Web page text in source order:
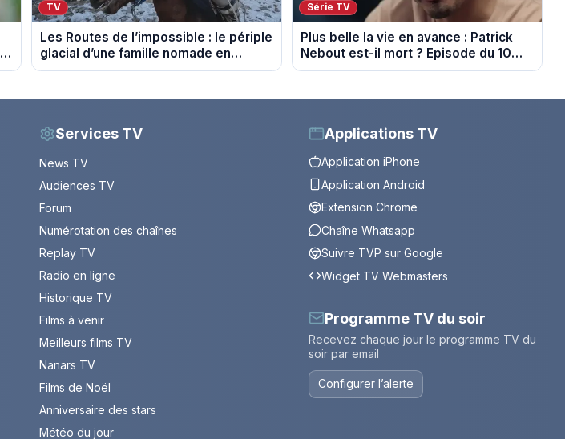
TV
Les Routes de l’impossible : le périple
glacial d’une famille nomade en
Mongolie
Série TV
Plus belle la vie en avance : Patrick
Nebout est-il mort ? Episode du 10
août 2026 (spoiler)
Services TV
News TV
Audiences TV
Forum
Numérotation des chaînes
Replay TV
Radio en ligne
Historique TV
Films à venir
Meilleurs films TV
Nanars TV
Films de Noël
Anniversaire des stars
Météo du jour
Applications TV
Application iPhone
Application Android
Extension Chrome
Chaîne Whatsapp
Suivre TVP sur Google
Widget TV Webmasters
Programme TV du soir
Recevez chaque jour le programme TV du
soir par email
Configurer l’alerte